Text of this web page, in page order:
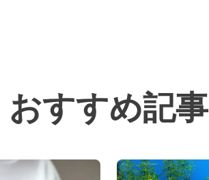
おすすめ記事